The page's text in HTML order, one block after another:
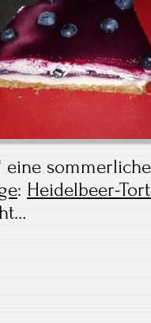
eine
: Heidelbeer-